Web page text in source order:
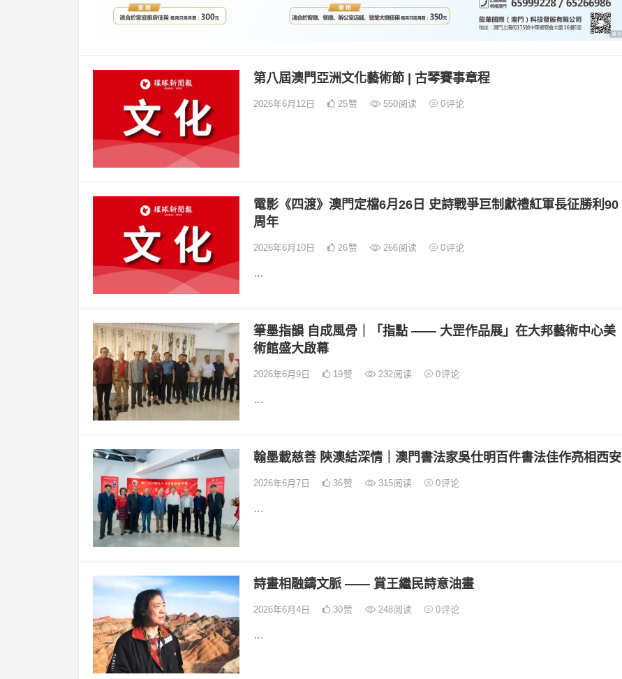
第八屆澳門亞洲文化藝術節 | 古琴賽事章程
2026年6月12日 25赞 550阅读 0评论
電影《四渡》澳門定檔6月26日 史詩戰爭巨制獻禮紅軍長征勝利90
周年
2026年6月10日 26赞 266阅读 0评论
…
筆墨指韻 自成風骨｜「指點 —— 大罡作品展」在大邦藝術中心美
術館盛大啟幕
2026年6月9日 19赞 232阅读 0评论
…
翰墨載慈善 陝澳結深情｜澳門書法家吳仕明百件書法佳作亮相西安
2026年6月7日 36赞 315阅读 0评论
…
詩畫相融鑄文脈 —— 賞王繼民詩意油畫
2026年6月4日 30赞 248阅读 0评论
…